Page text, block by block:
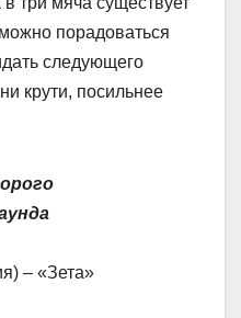
порадоваться
следующего
крути, посильнее
– «Зета»